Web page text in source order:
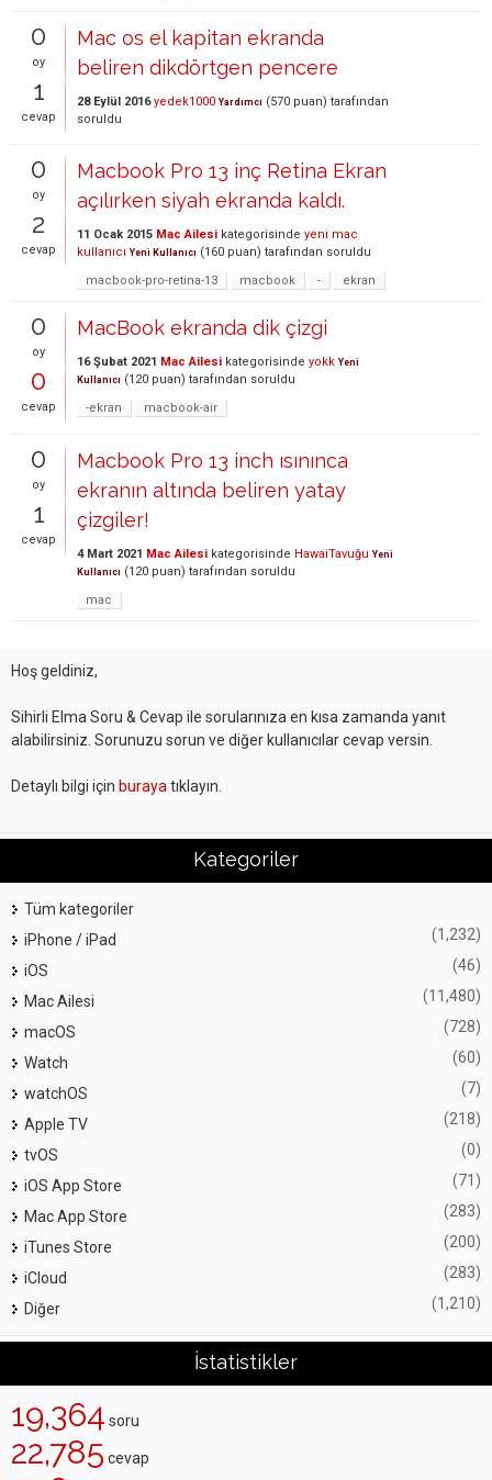
0
oy
1
cevap
Mac os el kapitan ekranda
beliren dikdörtgen pencere
28 Eylül 2016 yedek1000 Yardımcı (570 puan) tarafından
soruldu
0
oy
2
cevap
Macbook Pro 13 inç Retina Ekran
açılırken siyah ekranda kaldı.
11 Ocak 2015 Mac Ailesi kategorisinde yeni mac
kullanıcı Yeni Kullanıcı (160 puan) tarafından soruldu
macbook-pro-retina-13
macbook - ekran
0
oy
0
cevap
MacBook ekranda dik çizgi
16 Şubat 2021 Mac Ailesi kategorisinde yokk Yeni
Kullanıcı (120 puan) tarafından soruldu
-ekran
macbook-air
0
oy
1
cevap
Macbook Pro 13 inch ısınınca
ekranın altında beliren yatay
çizgiler!
4 Mart 2021 Mac Ailesi kategorisinde HawaiTavuğu Yeni
Kullanıcı (120 puan) tarafından soruldu
mac
Hoş geldiniz,
Sihirli Elma Soru & Cevap ile sorularınıza en kısa zamanda yanıt
alabilirsiniz. Sorunuzu sorun ve diğer kullanıcılar cevap versin.
Detaylı bilgi için buraya tıklayın.
Kategoriler
Tüm kategoriler
iPhone / iPad
(1,232)
iOS (46)
Mac Ailesi (11,480)
macOS (728)
Watch (60)
watchOS (7)
Apple TV (218)
tvOS (0)
iOS App Store (71)
Mac App Store (283)
iTunes Store (200)
iCloud (283)
Diğer (1,210)
İstatistikler
19,364 soru
22,785 cevap